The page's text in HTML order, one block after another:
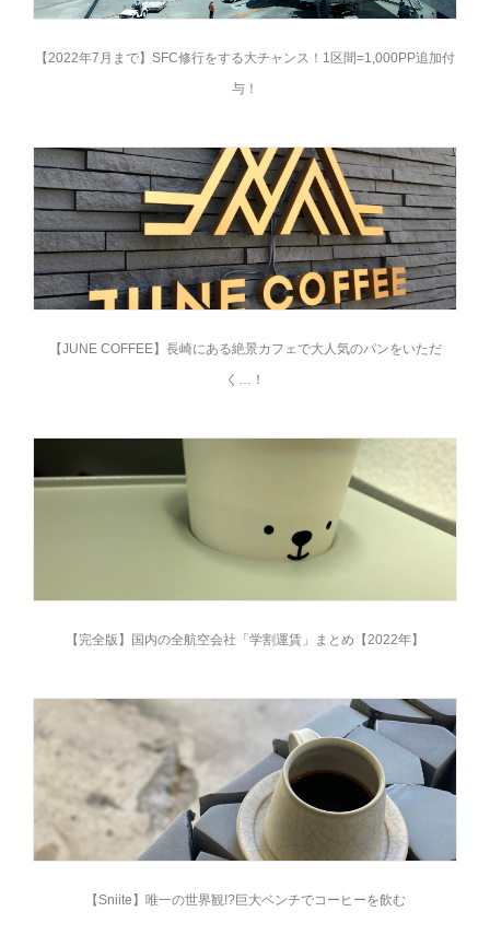
【2022年7月まで】SFC修行をする大チャンス！1区間=1,000PP追加付
与！
【JUNE COFFEE】長崎にある絶景カフェで大人気のパンをいただ
く…！
【完全版】国内の全航空会社「学割運賃」まとめ【2022年】
【Sniite】唯一の世界観!?巨大ベンチでコーヒーを飲む